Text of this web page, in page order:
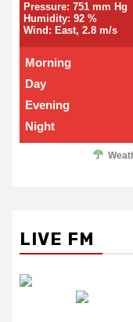
Pressure: 751 mm Hg
Humidity: 92 %
Wind: East, 2.8 m/s
Morning
Day
Evening
Night
LIVE FM